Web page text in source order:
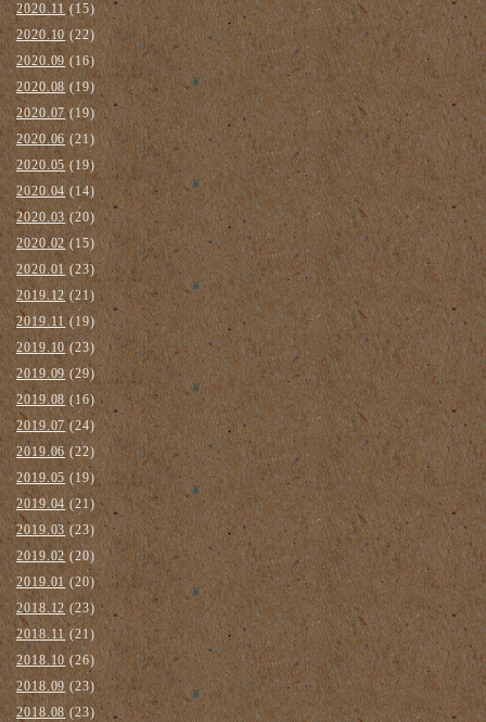
2020.11 (15)
2020.10(22)
2020.09(16)
2020.08 (19)
2020.07(19)
2020.06(21)
2020.05 (19)
2020.04(14)
2020.03(20)
2020.02(15)
2020.01 (23)
2019.12(21)
2019.11(19)
2019.10(23)
2019.09(29)
2019.08(16)
2019.07 (24)
2019.06(22)
2019.05 (19)
2019.04(21)
2019.03(23)
2019.02(20)
2019.01 (20)
2018.12(23)
2018.11(21)
2018.10(26)
2018.09 (23)
2018.08(23)